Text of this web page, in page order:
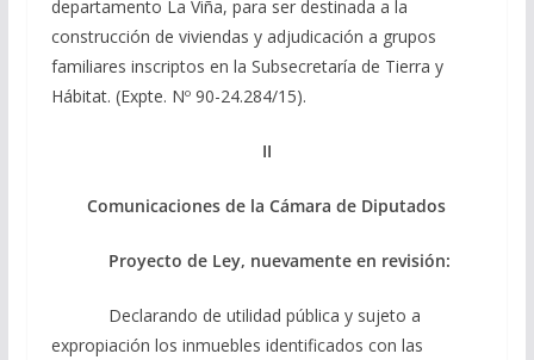
departamento La Viña, para ser destinada a la
construcción de viviendas y adjudicación a grupos
familiares inscriptos en la Subsecretaría de Tierra y
Hábitat. (Expte. Nº 90-24.284/15).
II
Comunicaciones de la Cámara de Diputados
Proyecto de Ley, nuevamente en revisión:
Declarando de utilidad pública y sujeto a
expropiación los inmuebles identificados con las